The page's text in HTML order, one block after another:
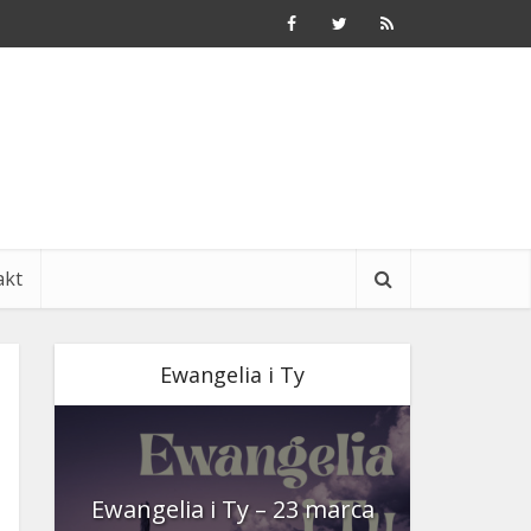
Ewangelia i Ty
Ewangelia i Ty – 23 marca